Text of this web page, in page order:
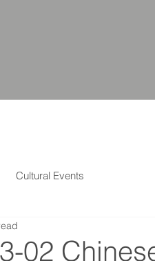
Cultural Events
02